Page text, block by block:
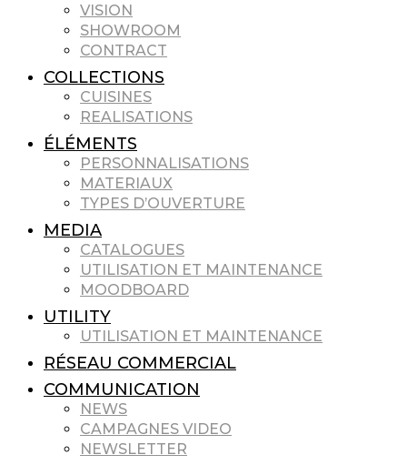
VISION
SHOWROOM
CONTRACT
COLLECTIONS
CUISINES
REALISATIONS
ÉLÉMENTS
PERSONNALISATIONS
MATERIAUX
TYPES D’OUVERTURE
MEDIA
CATALOGUES
UTILISATION ET MAINTENANCE
MOODBOARD
UTILITY
UTILISATION ET MAINTENANCE
RÉSEAU COMMERCIAL
COMMUNICATION
NEWS
CAMPAGNES VIDEO
NEWSLETTER